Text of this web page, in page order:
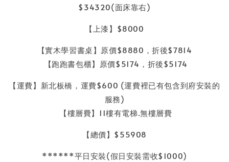
$34320(面床靠右)
【上漆】$8000
【實木學習書桌】原價$8880，折後$7814
【跑跑書包櫃】原價$5174，折後$5174
【運費】新北板橋，運費$600 (運費裡已有包含到府安裝的
服務)
【樓層費】11樓有電梯.無樓層費
【總價】$55908
******平日安裝(假日安裝需收$1000)